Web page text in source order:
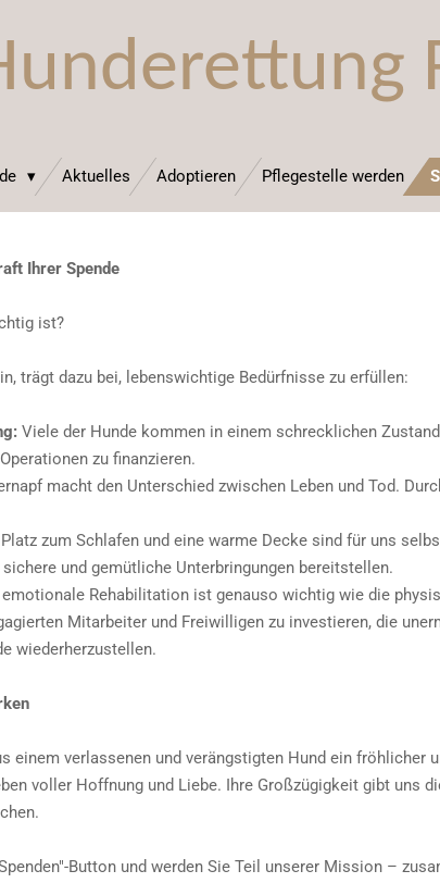
Aktuelles Adoptieren Pflegestelle werden
Ihrer Spende
ist?
trägt dazu bei, lebenswichtige Bedürfnisse zu erfüllen:
Viele der Hunde kommen in einem schrecklichen
zu finanzieren.
macht den Unterschied zwischen Leben und Tod.
zum Schlafen und eine warme Decke sind für uns
und gemütliche Unterbringungen bereitstellen.
emotionale Rehabilitation ist genauso wichtig wie die
Mitarbeiter und Freiwilligen zu investieren, die
wiederherzustellen.
einem verlassenen und verängstigten Hund ein
voller Hoffnung und Liebe. Ihre Großzügigkeit gibt uns
Button und werden Sie Teil unserer Mission –